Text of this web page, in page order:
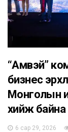
“Амвэй”
бизнес
Монголын
хийж байна
6 сар 29, 2026